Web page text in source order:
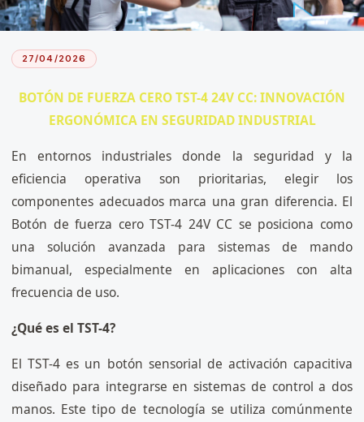
27/04/2026
BOTÓN DE FUERZA CERO TST-4 24V CC: INNOVACIÓN
ERGONÓMICA EN SEGURIDAD INDUSTRIAL
En entornos industriales donde la seguridad y la
eficiencia operativa son prioritarias, elegir los
componentes adecuados marca una gran diferencia. El
Botón de fuerza cero TST-4 24V CC se posiciona como
una solución avanzada para sistemas de mando
bimanual, especialmente en aplicaciones con alta
frecuencia de uso.
¿Qué es el TST-4?
El TST-4 es un botón sensorial de activación capacitiva
diseñado para integrarse en sistemas de control a dos
manos. Este tipo de tecnología se utiliza comúnmente